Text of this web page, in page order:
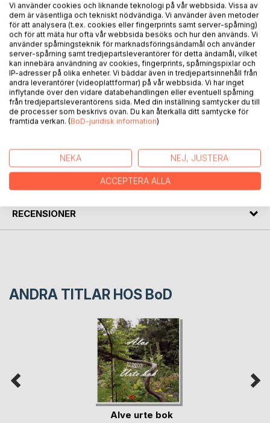
Denne boken er en utrolig magisk bok, hvor vi får ett inblikk
i andre planeters liv og virkeligheter.
Utrolig spennende lesning!
Seraphim sier:
Ønsker og dele med deg og alle andre om de forskjellige
planeters substans og virkeligheter som vi har besøkt før vi
kom til jorden.
FÖRFATTARE
KOMMENTARER I PRESSEN
RECENSIONER
ANDRA TITLAR HOS BoD
Alve urte bok
Vi använder cookies och liknande teknologi på vår webbsida. Vissa av
dem är väsentliga och tekniskt nödvändiga. Vi använder även metoder
för att analysera (t.ex. cookies eller fingerprints samt server-spårning)
och för att mäta hur ofta vår webbsida besöks och hur den används. Vi
använder spårningsteknik för marknadsföringsändamål och använder
server-spårning samt tredjepartsleverantörer för detta ändamål, vilket
kan innebära användning av cookies, fingerprints, spårningspixlar och
IP-adresser på olika enheter. Vi bäddar även in tredjepartsinnehåll från
andra leverantörer (videoplattformar) på vår webbsida. Vi har inget
inflytande över den vidare databehandlingen eller eventuell spårning
från tredjepartsleverantörens sida. Med din inställning samtycker du till
de processer som beskrivs ovan. Du kan återkalla ditt samtycke för
framtida verkan. (BoD-juridisk information)
NEKA NEJ, JUSTERA
ACCEPTERA ALLA